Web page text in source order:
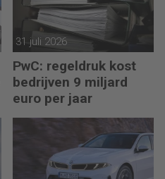
31 juli 2026
PwC: regeldruk kost
bedrijven 9 miljard
euro per jaar